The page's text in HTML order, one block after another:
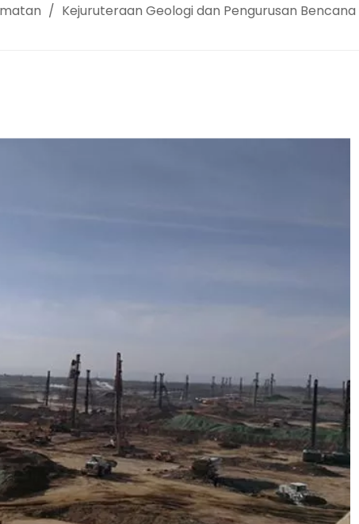
/ Kejuruteraan Geologi dan Pengurusan Bencana